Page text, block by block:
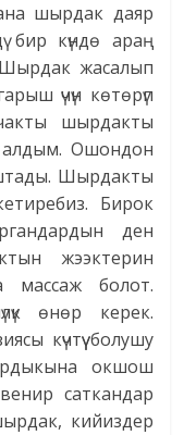
шырдак даяр
бир күндө араң
Шырдак жасалып
үчүн көтөрүп
шырдакты
алдым. Ошондон
Шырдакты
Бирок
ден
жээктерин
массаж болот.
өнөр керек.
күчтүү болушу
окшош
саткандар
кийиздер